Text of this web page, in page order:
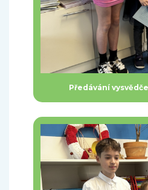
Předávání